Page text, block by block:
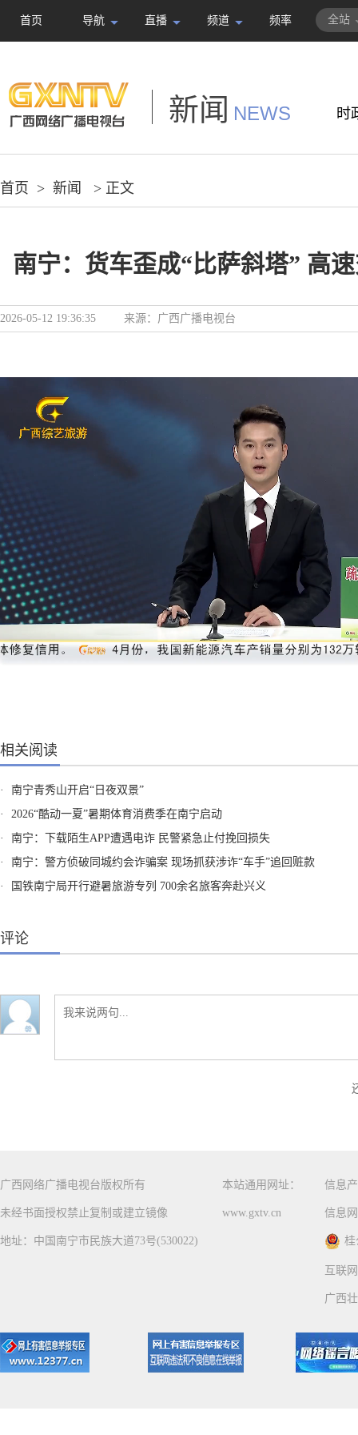
首页 导航 直播 频道 频率 全站
新闻 NEWS 时
首页 > 新闻 > 正文
南宁：货车歪成“比萨斜塔” 高
2026-05-12 19:36:35 来源： 广西广播电视台
相关阅读
·
南宁青秀山开启“日夜双景”
·
2026“酷动一夏”暑期体育消费季在南宁启动
·
南宁：下载陌生APP遭遇电诈 民警紧急止付挽回损失
·
南宁：警方侦破同城约会诈骗案 现场抓获涉诈“车手”追回赃款
·
国铁南宁局开行避暑旅游专列 700余名旅客奔赴兴义
评论
广西网络广播电视台版权所有
未经书面授权禁止复制或建立镜像
地址：中国南宁市民族大道73号(530022)
本站通用网址：
www.gxtv.cn
信息
信息
桂
互联
广西